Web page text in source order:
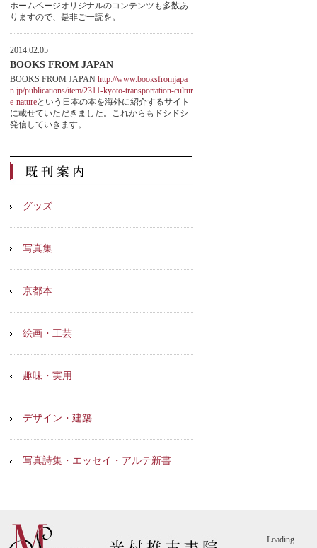
ホームページオリジナルのコンテンツも多数あ
りますので、是非ご一読を。
2014.02.05
BOOKS FROM JAPAN
BOOKS FROM JAPAN http://www.booksfromjapa
n.jp/publications/item/2311-kyoto-transportation-cultur
e-natureという日本の本を海外に紹介するサイト
に載せていただきました。これからもドシドシ
発信していきます。
グッズ
写真集
京都本
絵画・工芸
趣味・実用
デザイン・建築
写真詩集・エッセイ・アルテ新書
Loading